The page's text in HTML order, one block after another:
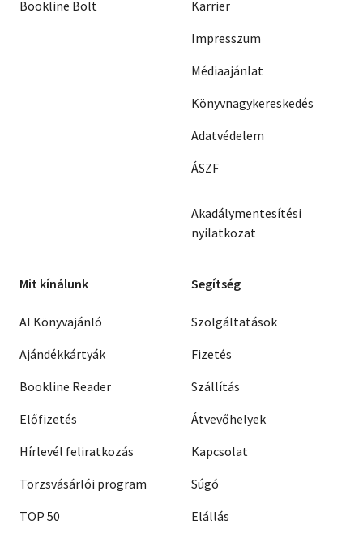
Bookline Bolt
Karrier
Impresszum
Médiaajánlat
Könyvnagykereskedés
Adatvédelem
ÁSZF
Akadálymentesítési
nyilatkozat
Mit kínálunk
AI Könyvajánló
Ajándékkártyák
Bookline Reader
Előfizetés
Hírlevél feliratkozás
Törzsvásárlói program
TOP 50
Segítség
Szolgáltatások
Fizetés
Szállítás
Átvevőhelyek
Kapcsolat
Súgó
Elállás